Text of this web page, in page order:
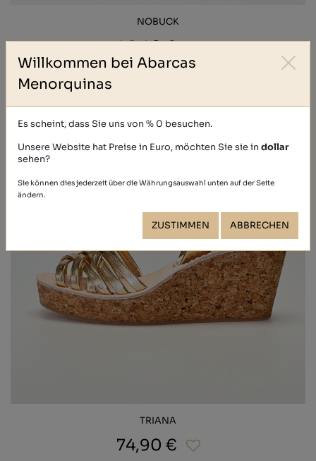
NOBUCK
46,40 €
TRIANA
74,90 €
Willkommen bei Abarcas
Menorquinas
Es scheint, dass Sie uns von % 0 besuchen.
Unsere Website hat Preise in Euro, möchten Sie sie indollar
sehen?
Sie können dies jederzeit über die Währungsauswahl unten auf der Seite
ändern.
ZUSTIMMEN ABBRECHEN